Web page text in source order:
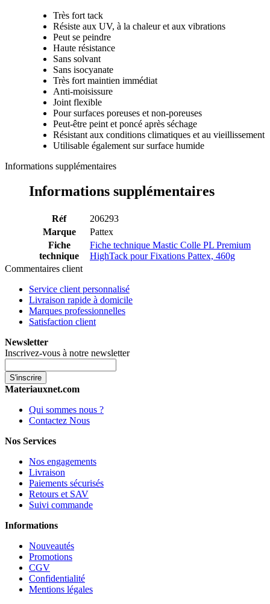
Très fort tack
Résiste aux UV, à la chaleur et aux vibrations
Peut se peindre
Haute résistance
Sans solvant
Sans isocyanate
Très fort maintien immédiat
Anti-moisissure
Joint flexible
Pour surfaces poreuses et non-poreuses
Peut-être peint et poncé après séchage
Résistant aux conditions climatiques et au vieillissement
Utilisable également sur surface humide
Informations supplémentaires
Informations supplémentaires
Réf
206293
Marque
Pattex
Fiche
technique
Fiche technique Mastic Colle PL Premium
HighTack pour Fixations Pattex, 460g
Commentaires client
Service client personnalisé
Livraison rapide à domicile
Marques professionnelles
Satisfaction client
Newsletter
Inscrivez-vous à notre newsletter
S'inscrire
Materiauxnet.com
Qui sommes nous ?
Contactez Nous
Nos Services
Nos engagements
Livraison
Paiements sécurisés
Retours et SAV
Suivi commande
Informations
Nouveautés
Promotions
CGV
Confidentialité
Mentions légales